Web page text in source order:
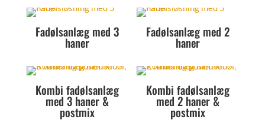
Fadølsanlæg med 3
haner
Fadølsanlæg med 2
haner
Kombi fadølsanlæg
med 3 haner &
postmix
Kombi fadølsanlæg
med 2 haner &
postmix